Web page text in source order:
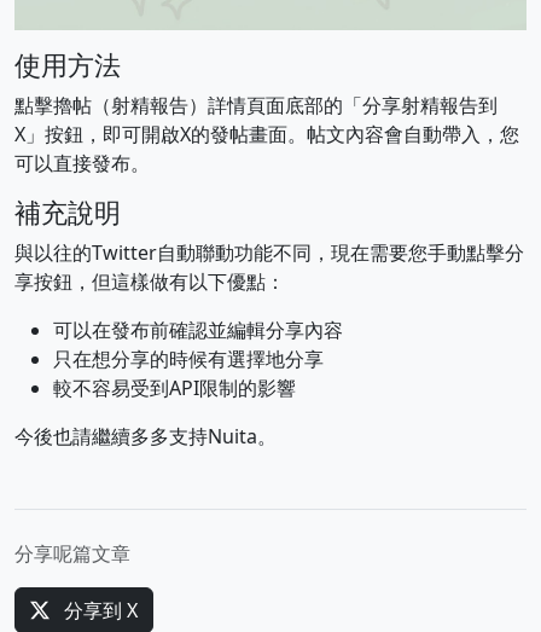
使用方法
點擊擼帖（射精報告）詳情頁面底部的「分享射精報告到
X」按鈕，即可開啟X的發帖畫面。帖文內容會自動帶入，您
可以直接發布。
補充說明
與以往的Twitter自動聯動功能不同，現在需要您手動點擊分
享按鈕，但這樣做有以下優點：
可以在發布前確認並編輯分享內容
只在想分享的時候有選擇地分享
較不容易受到API限制的影響
今後也請繼續多多支持Nuita。
分享呢篇文章
分享到 X